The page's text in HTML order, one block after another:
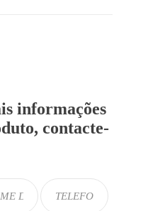
informações
contacte-